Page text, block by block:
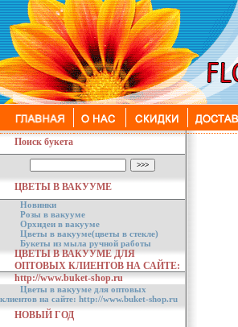
Поиск букета
ЦВЕТЫ В ВАКУУМЕ
Новинки
Розы в вакууме
Орхидеи в вакууме
Цветы в вакууме(цветы в стекле)
Букеты из мыла ручной работы
ЦВЕТЫ В ВАКУУМЕ ДЛЯ
ОПТОВЫХ КЛИЕНТОВ НА САЙТЕ:
http://www.buket-shop.ru
Цветы в вакууме для оптовых
клиентов на сайте: http://www.buket-shop.ru
НОВЫЙ ГОД